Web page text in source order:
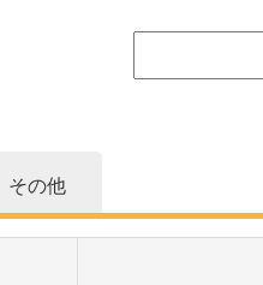
その他